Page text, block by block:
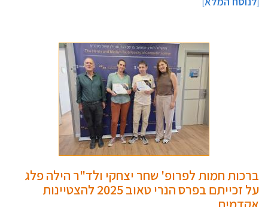
[
]
ברכות חמות לפרופ' שחר יצחקי ולד"ר הילה פלג
על זכייתם בפרס הנרי טאוב 2025 להצטיינות